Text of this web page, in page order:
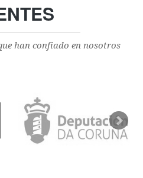
han confiado en nosotros